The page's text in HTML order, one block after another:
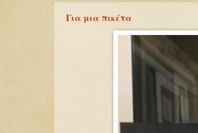
Για μια πικέτα